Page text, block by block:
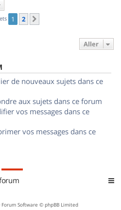
1 2
Aller
de nouveaux sujets dans ce
aux sujets dans ce forum
vos messages dans ce
vos messages dans ce
Software © phpBB Limited